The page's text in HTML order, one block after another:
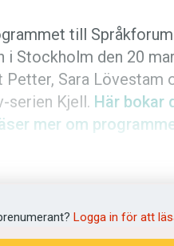
till
i Stockholm den 20
Petter, Sara Lövestam
serien Kjell. Här bokar
mer om
av praktiska råd som
både i jobbet och
Logga in för att